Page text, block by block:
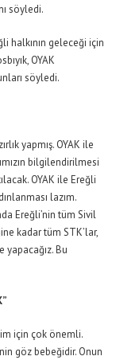
söyledi.
halkının geleceği için
OYAK
söyledi.
yapmış. OYAK ile
bilgilendirilmesi
OYAK ile Ereğli
lazım.
Ereğli’nin tüm Sivil
kadar tüm STK’lar,
Bu
için çok önemli.
göz bebeğidir. Onun